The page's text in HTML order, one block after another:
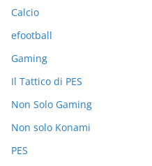
Calcio
efootball
Gaming
Il Tattico di PES
Non Solo Gaming
Non solo Konami
PES